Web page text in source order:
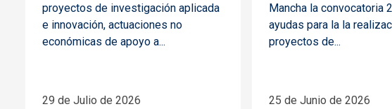
proyectos de investigación aplicada
e innovación, actuaciones no
económicas de apoyo a...
29 de Julio de 2026
Mancha la convocatoria
ayudas para la la
proyectos de...
25 de Junio de 2026